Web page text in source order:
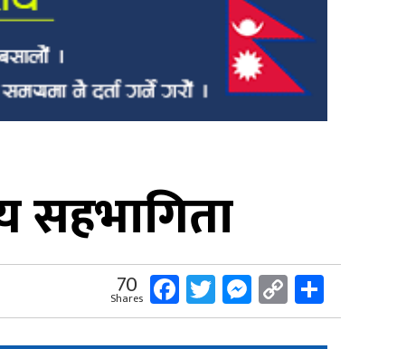
सहभागिता
70
Shares Facebook
Twitter
Messenger
Copy
Link